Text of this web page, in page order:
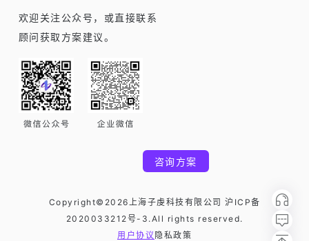
欢迎关注公众号，或直接联系
顾问获取方案建议。
咨询方案
Copyright©2026上海子虔科技有限公司 沪ICP备
2020033212号-3.All rights reserved.
用户协议 隐私政策